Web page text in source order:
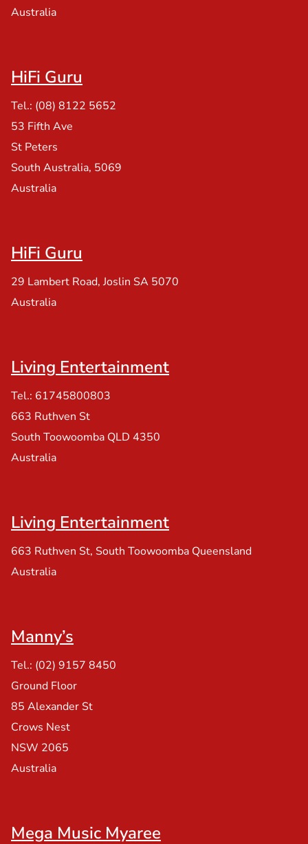
Australia
HiFi Guru
Tel.: (08) 8122 5652
53 Fifth Ave
St Peters
South Australia, 5069
Australia
HiFi Guru
29 Lambert Road, Joslin SA 5070
Australia
Living Entertainment
Tel.: 61745800803
663 Ruthven St
South Toowoomba QLD 4350
Australia
Living Entertainment
663 Ruthven St, South Toowoomba Queensland
Australia
Manny’s
Tel.: (02) 9157 8450
Ground Floor
85 Alexander St
Crows Nest
NSW 2065
Australia
Mega Music Myaree